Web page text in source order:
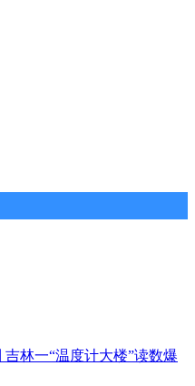
吉林一“温度计大楼”读数爆